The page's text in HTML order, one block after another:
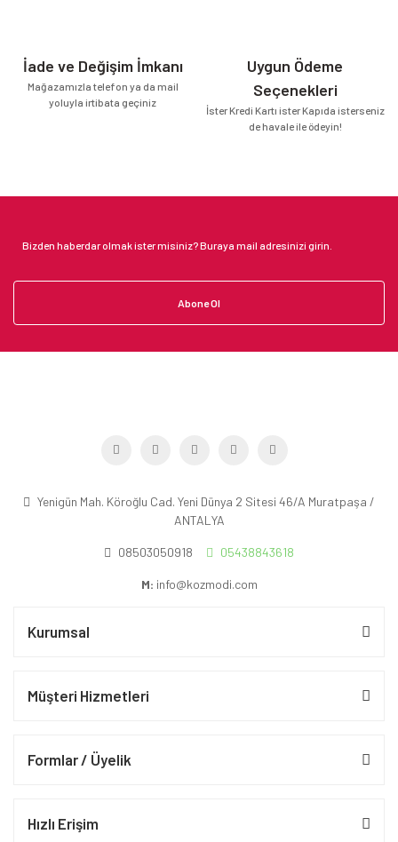
İade ve Değişim İmkanı
Mağazamızla telefon ya da mail
yoluyla irtibata geçiniz
Uygun Ödeme
Seçenekleri
İster Kredi Kartı ister Kapıda isterseniz
de havale ile ödeyin!
Abone Ol
Yenigün Mah. Köroğlu Cad. Yeni Dünya 2 Sitesi 46/A Muratpaşa /
ANTALYA
08503050918 05438843618
M: info@kozmodi.com
Kurumsal
Müşteri Hizmetleri
Formlar / Üyelik
Hızlı Erişim